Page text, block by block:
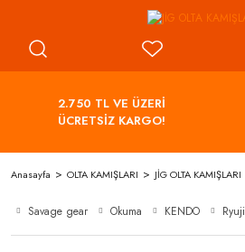
2.750 TL VE ÜZERİ
ÜCRETSİZ KARGO!
Anasayfa OLTA KAMIŞLARI JİG OLTA KAMIŞLARI
Savage gear Okuma KENDO Ryuji